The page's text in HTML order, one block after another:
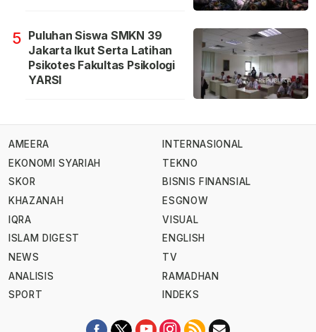
5 Puluhan Siswa SMKN 39
Jakarta Ikut Serta Latihan
Psikotes Fakultas Psikologi
YARSI
AMEERA
EKONOMI SYARIAH
SKOR
KHAZANAH
IQRA
ISLAM DIGEST
NEWS
ANALISIS
SPORT
INTERNASIONAL
TEKNO
BISNIS FINANSIAL
ESGNOW
VISUAL
ENGLISH
TV
RAMADHAN
INDEKS